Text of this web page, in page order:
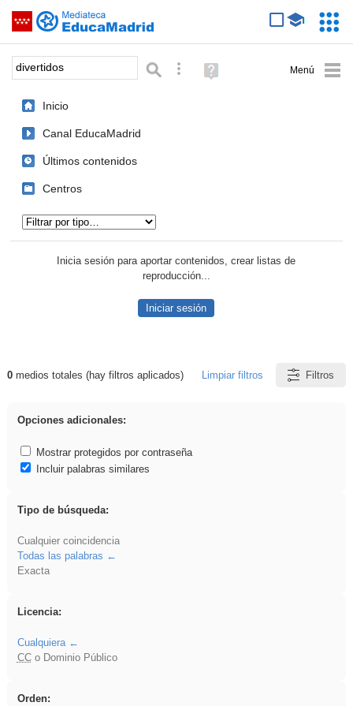
Saltar navegación
Palabra o frase: Búsqueda avanzada
Ayuda
(en
Inicio
Canal EducaMadrid
Últimos contenidos
Centros
Inicia sesión para aportar contenidos, crear listas de
reproducción...
Iniciar sesión
Resultados de: divertidos
0medios totales (hay filtros aplicados) Limpiar filtros Filtros
Opciones adicionales:
Mostrar protegidos por contraseña
Incluir palabras similares
Tipo de búsqueda:
Cualquier coincidencia
Todas las palabras
Exacta
Licencia:
Cualquiera
CCo Dominio Público
Orden: